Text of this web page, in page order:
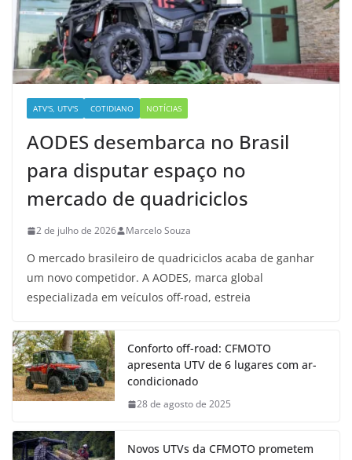
ATV'S, UTV'S COTIDIANO NOTÍCIAS
AODES desembarca no Brasil
para disputar espaço no
mercado de quadriciclos
2 de julho de 2026 Marcelo Souza
O mercado brasileiro de quadriciclos acaba de ganhar
um novo competidor. A AODES, marca global
especializada em veículos off-road, estreia
Conforto off-road: CFMOTO
apresenta UTV de 6 lugares com ar-
condicionado
28 de agosto de 2025
Novos UTVs da CFMOTO prometem